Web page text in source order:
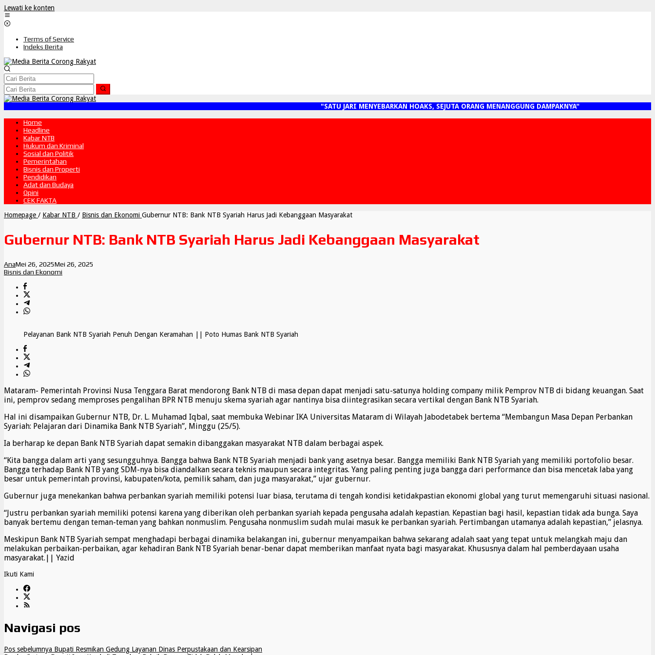
Lewati ke konten
Terms of Service
Indeks Berita
"SATU JARI MENYEBARKAN HOAKS, SEJUTA ORANG MENANGGUNG DAMPAKNYA"
Home
Headline
Kabar NTB
Hukum dan Kriminal
Sosial dan Politik
Pemerintahan
Bisnis dan Properti
Pendidikan
Adat dan Budaya
Opini
CEK FAKTA
Homepage / Kabar NTB / Bisnis dan Ekonomi Gubernur NTB: Bank NTB Syariah Harus Jadi Kebanggaan Masyarakat
Gubernur NTB: Bank NTB Syariah Harus Jadi Kebanggaan Masyarakat
AnaMei 26, 2025Mei 26, 2025
Bisnis dan Ekonomi
Pelayanan Bank NTB Syariah Penuh Dengan Keramahan || Poto Humas Bank NTB Syariah
Mataram- Pemerintah Provinsi Nusa Tenggara Barat mendorong Bank NTB di masa depan dapat menjadi satu-satunya holding company milik Pemprov NTB di bidang keuangan. Saat
ini, pemprov sedang memproses pengalihan BPR NTB menuju skema syariah agar nantinya bisa diintegrasikan secara vertikal dengan Bank NTB Syariah.
Hal ini disampaikan Gubernur NTB, Dr. L. Muhamad Iqbal, saat membuka Webinar IKA Universitas Mataram di Wilayah Jabodetabek bertema “Membangun Masa Depan Perbankan
Syariah: Pelajaran dari Dinamika Bank NTB Syariah”, Minggu (25/5).
Ia berharap ke depan Bank NTB Syariah dapat semakin dibanggakan masyarakat NTB dalam berbagai aspek.
“Kita bangga dalam arti yang sesungguhnya. Bangga bahwa Bank NTB Syariah menjadi bank yang asetnya besar. Bangga memiliki Bank NTB Syariah yang memiliki portofolio besar.
Bangga terhadap Bank NTB yang SDM-nya bisa diandalkan secara teknis maupun secara integritas. Yang paling penting juga bangga dari performance dan bisa mencetak laba yang
besar untuk pemerintah provinsi, kabupaten/kota, pemilik saham, dan juga masyarakat,” ujar gubernur.
Gubernur juga menekankan bahwa perbankan syariah memiliki potensi luar biasa, terutama di tengah kondisi ketidakpastian ekonomi global yang turut memengaruhi situasi nasional.
“Justru perbankan syariah memiliki potensi karena yang diberikan oleh perbankan syariah kepada pengusaha adalah kepastian. Kepastian bagi hasil, kepastian tidak ada bunga. Saya
banyak bertemu dengan teman-teman yang bahkan nonmuslim. Pengusaha nonmuslim sudah mulai masuk ke perbankan syariah. Pertimbangan utamanya adalah kepastian,” jelasnya.
Meskipun Bank NTB Syariah sempat menghadapi berbagai dinamika belakangan ini, gubernur menyampaikan bahwa sekarang adalah saat yang tepat untuk melangkah maju dan
melakukan perbaikan-perbaikan, agar kehadiran Bank NTB Syariah benar-benar dapat memberikan manfaat nyata bagi masyarakat. Khususnya dalam hal pemberdayaan usaha
masyarakat.|| Yazid
Ikuti Kami
Navigasi pos
Pos sebelumnya Bupati Resmikan Gedung Layanan Dinas Perpustakaan dan Kearsipan